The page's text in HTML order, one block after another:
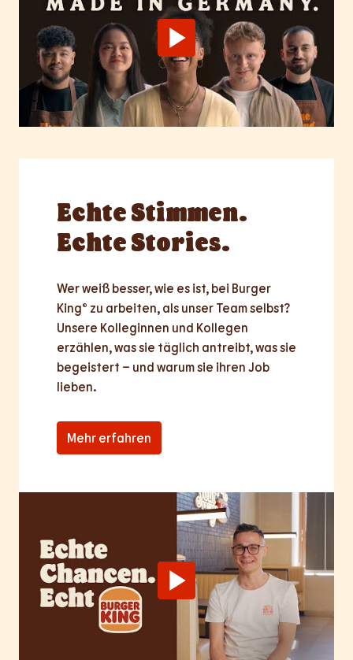
EchteStimmen.
Echte Stories.
Wer weiß besser, wie es ist, bei Burger
King® zu arbeiten, als unser Team selbst?
Unsere Kolleginnen und Kollegen
erzählen, was sie täglich antreibt, was sie
begeistert – und warum sie ihren Job
lieben.
Mehr erfahren